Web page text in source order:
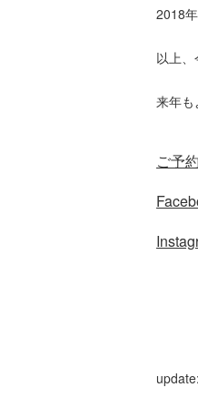
2018
以上、
来年も
ご予